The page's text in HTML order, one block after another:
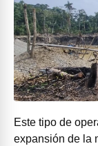
Este tipo de
expansión de la